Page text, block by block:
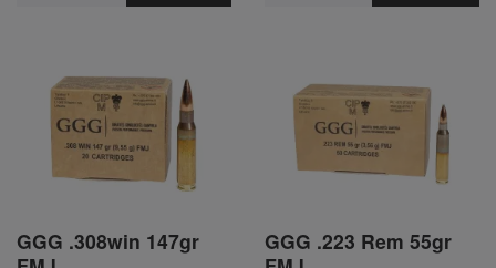
GGG .308win 147gr
GGG .223 Rem 55gr